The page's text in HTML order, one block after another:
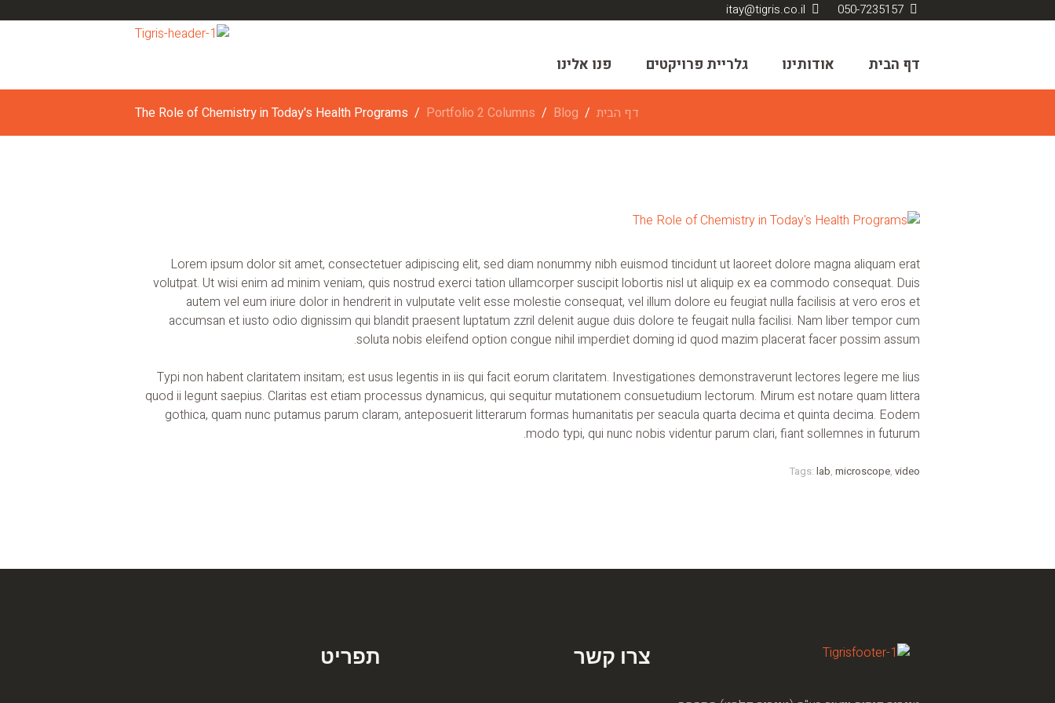
050-7235157
itay@tigris.co.il
דף הבית אודותינו גלריית פרויקטים פנו אלינו
דף הבית Blog
Portfolio 2 Columns
The Role of Chemistry in Today's Health Programs
Lorem ipsum dolor sit amet, consectetuer adipiscing elit, sed diam nonummy nibh euismod tincidunt ut laoreet dolore magna aliquam erat
volutpat. Ut wisi enim ad minim veniam, quis nostrud exerci tation ullamcorper suscipit lobortis nisl ut aliquip ex ea commodo consequat. Duis
autem vel eum iriure dolor in hendrerit in vulputate velit esse molestie consequat, vel illum dolore eu feugiat nulla facilisis at vero eros et
accumsan et iusto odio dignissim qui blandit praesent luptatum zzril delenit augue duis dolore te feugait nulla facilisi. Nam liber tempor cum
soluta nobis eleifend option congue nihil imperdiet doming id quod mazim placerat facer possim assum.
Typi non habent claritatem insitam; est usus legentis in iis qui facit eorum claritatem. Investigationes demonstraverunt lectores legere me lius
quod ii legunt saepius. Claritas est etiam processus dynamicus, qui sequitur mutationem consuetudium lectorum. Mirum est notare quam littera
gothica, quam nunc putamus parum claram, anteposuerit litterarum formas humanitatis per seacula quarta decima et quinta decima. Eodem
modo typi, qui nunc nobis videntur parum clari, fiant sollemnes in futurum.
Tags: lab, microscope, video
צרו קשר תפריט